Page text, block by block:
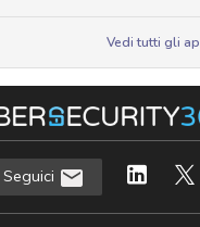
Vedi tutti gli
Seguici